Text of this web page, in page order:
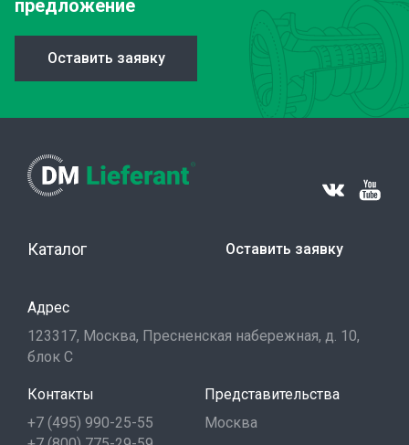
предложение
Оставить заявку
Каталог Оставить заявку
Адрес
123317, Москва, Пресненская набережная, д. 10,
блок С
Контакты
+7 (495) 990-25-55
Представительства
Москва